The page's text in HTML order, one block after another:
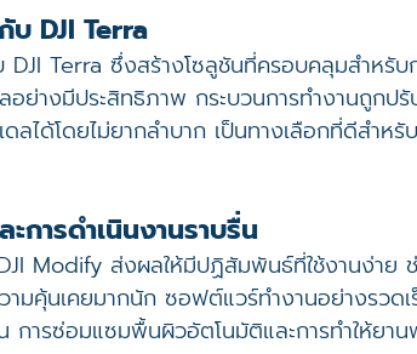
บ DJI Terra
Terra ซึ่งสร้างโซลูชันที่ครอบคลุมสำหรับ
อย่างมีประสิทธิภาพ กระบวนการทำงานถูกปรั
ลได้โดยไม่ยากลำบาก เป็นทางเลือกที่ดีสำหรั
การดำเนินงานราบรื่น
Modify ส่งผลให้มีปฏิสัมพันธ์ที่ใช้งานง่าย ช่
ามคุ้นเคยมากนัก ซอฟต์แวร์ทำงานอย่างรวดเ
การซ่อมแซมพื้นผิวอัตโนมัติและการทำให้ยาน